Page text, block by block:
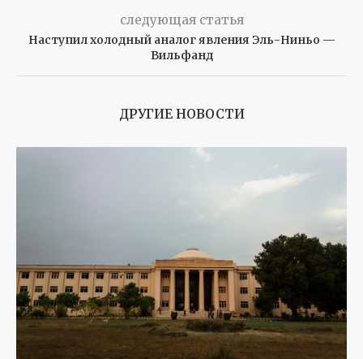
следующая статья
Наступил холодный аналог явления Эль-Ниньо —
Вильфанд
ДРУГИЕ НОВОСТИ